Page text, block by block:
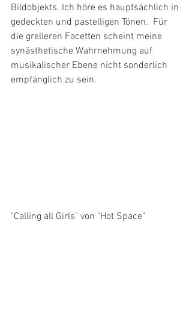
Bildobjekts. Ich höre es hauptsächlich in
gedeckten und pastelligen Tönen.  Für
die grelleren Facetten scheint meine
synästhetische Wahrnehmung auf
musikalischer Ebene nicht sonderlich
empfänglich zu sein.
"Calling all Girls" von "Hot Space"